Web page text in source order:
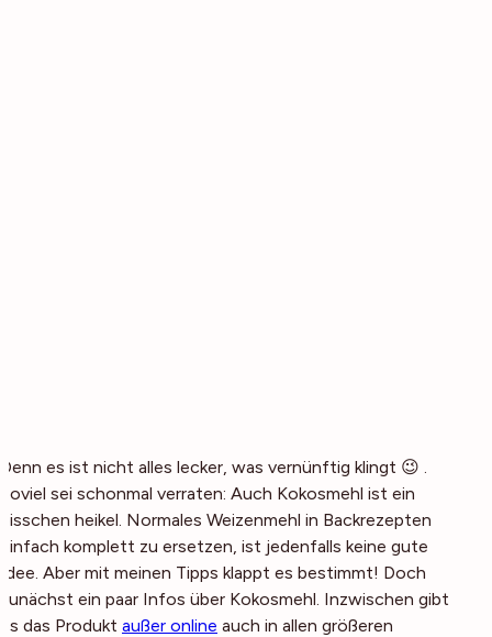
Denn es ist nicht alles lecker, was vernünftig klingt 😉 .
Soviel sei schonmal verraten: Auch Kokosmehl ist ein
bisschen heikel. Normales Weizenmehl in Backrezepten
einfach komplett zu ersetzen, ist jedenfalls keine gute
Idee. Aber mit meinen Tipps klappt es bestimmt! Doch
zunächst ein paar Infos über Kokosmehl. Inzwischen gibt
es das Produkt außer online auch in allen größeren